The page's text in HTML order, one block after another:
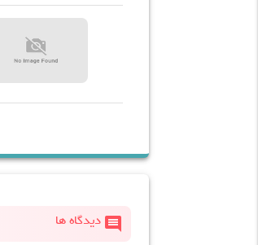
comment دیدگاه ها